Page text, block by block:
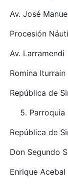
Av. José
Procesión
Av. Larramendi
Romina Iturrain
República de
Parroquia
República de
Don Segundo
Enrique Acebal